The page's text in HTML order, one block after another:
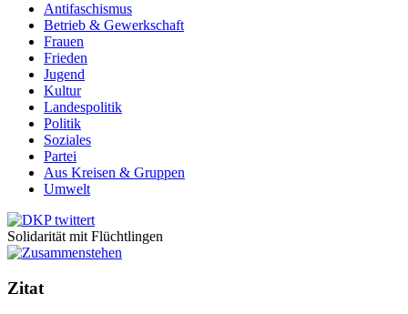
Antifaschismus
Betrieb & Gewerkschaft
Frauen
Frieden
Jugend
Kultur
Landespolitik
Politik
Soziales
Partei
Aus Kreisen & Gruppen
Umwelt
Solidarität mit Flüchtlingen
Zitat